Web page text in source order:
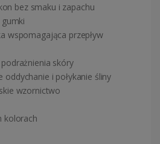
bez smaku i zapachu
wspomagająca przepływ
skóry
i połykanie śliny
wzornictwo
kolorach